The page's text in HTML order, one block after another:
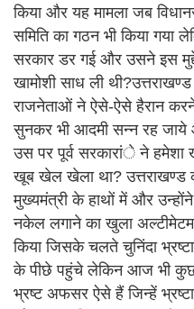
किया और यह मामला जब
समिति का गठन भी किया गया
सरकार डर गई और उसने इस
खामोशी साध ली
राजनेताओं ने ऐसे-ऐसे हैरान
सुनकर भी आदमी सन्न रह
उस पर पूर्व सरकारांे ने हमेशा
खूब खेल खेला था? उत्तराखण्ड
मुख्यमंत्री के हाथों में और उन्होंने
नकेल लगाने का खुला अल्टीमेटम
किया जिसके चलते चुनिंदा
के पीछे पहुंचे लेकिन आज भी
भ्रष्ट अफसर ऐसे हैं जिन्हें